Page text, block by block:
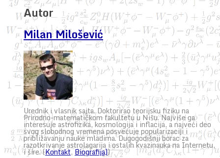
Autor
Milan Milošević
Urednik i vlasnik sajta. Doktorirao teorijsku fiziku na
Prirodno-matematičkom fakultetu u Nišu. Najviše ga
interesuje astrofizika, kosmologija i inflacija, a najveći deo
svog slobodnog vremena posvećuje popularizaciji i
približavanju nauke mladima. Dugogodišnji borac za
razotkrivanje astrolagarija i ostalih kvazinauka na Internetu,
i šire. (Kontakt,Biografija))